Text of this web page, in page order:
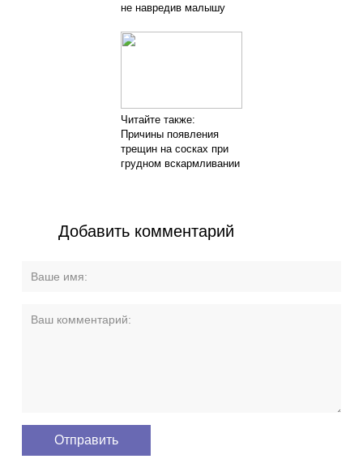
не навредив малышу
Читайте также:
Причины появления
трещин на сосках при
грудном вскармливании
Добавить комментарий